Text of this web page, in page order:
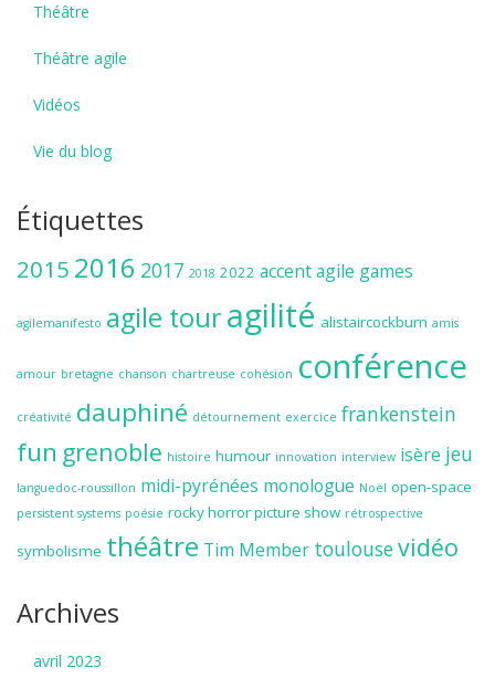
Théâtre
Théâtre agile
Vidéos
Vie du blog
Étiquettes
2015 2016 2017 2018 2022 accentagile games
agilemanifesto agile touragilité alistaircockburn amis
amour bretagne chanson chartreuse cohésion conférence
créativité dauphiné détournement exercice frankenstein
fun grenoble histoire humour innovation interview isère jeu
languedoc-roussillon midi-pyrénées monologue Noël open-space
persistent systems poésie rocky horror picture show rétrospective
symbolisme théâtre Tim Member toulousevidéo
Archives
avril 2023